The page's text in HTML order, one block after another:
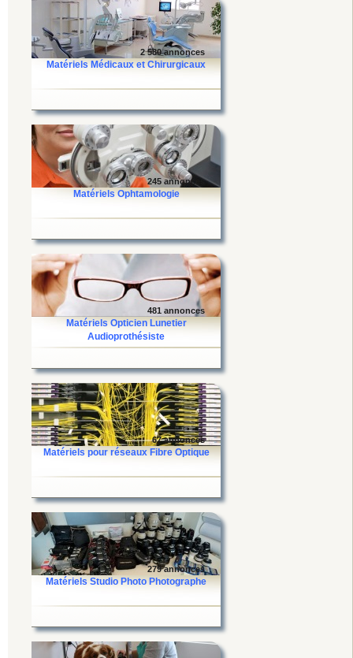
2 580 annonces
Matériels Médicaux et Chirurgicaux
245 annonces
Matériels Ophtamologie
481 annonces
Matériels Opticien Lunetier
Audioprothésiste
67 annonces
Matériels pour réseaux Fibre Optique
279 annonces
Matériels Studio Photo Photographe